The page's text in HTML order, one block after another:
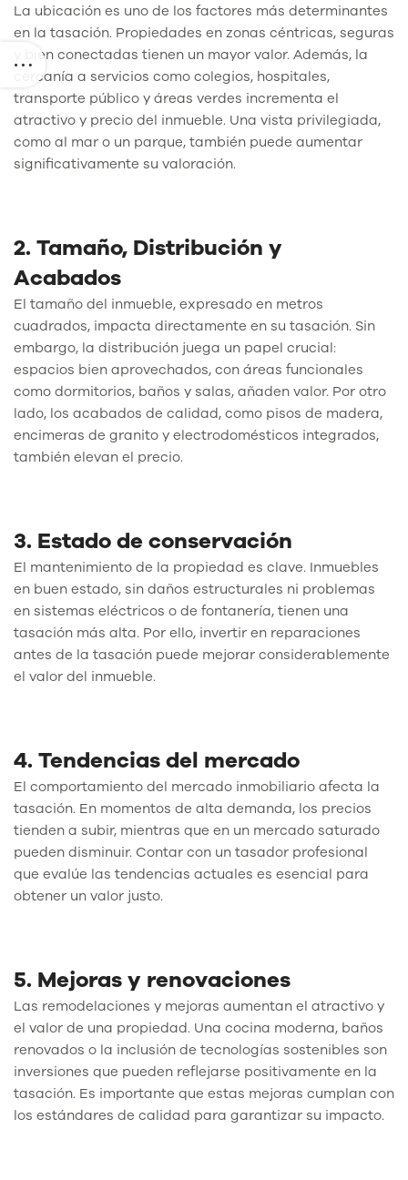
La ubicación es uno de los factores más determinantes
en la tasación. Propiedades en zonas céntricas, seguras
y bien conectadas tienen un mayor valor. Además, la
cercanía a servicios como colegios, hospitales,
transporte público y áreas verdes incrementa el
atractivo y precio del inmueble. Una vista privilegiada,
como al mar o un parque, también puede aumentar
significativamente su valoración.
2. Tamaño, Distribución y
Acabados
El tamaño del inmueble, expresado en metros
cuadrados, impacta directamente en su tasación. Sin
embargo, la distribución juega un papel crucial:
espacios bien aprovechados, con áreas funcionales
como dormitorios, baños y salas, añaden valor. Por otro
lado, los acabados de calidad, como pisos de madera,
encimeras de granito y electrodomésticos integrados,
también elevan el precio.
3. Estado de conservación
El mantenimiento de la propiedad es clave. Inmuebles
en buen estado, sin daños estructurales ni problemas
en sistemas eléctricos o de fontanería, tienen una
tasación más alta. Por ello, invertir en reparaciones
antes de la tasación puede mejorar considerablemente
el valor del inmueble.
4. Tendencias del mercado
El comportamiento del mercado inmobiliario afecta la
tasación. En momentos de alta demanda, los precios
tienden a subir, mientras que en un mercado saturado
pueden disminuir. Contar con un tasador profesional
que evalúe las tendencias actuales es esencial para
obtener un valor justo.
5. Mejoras y renovaciones
Las remodelaciones y mejoras aumentan el atractivo y
el valor de una propiedad. Una cocina moderna, baños
renovados o la inclusión de tecnologías sostenibles son
inversiones que pueden reflejarse positivamente en la
tasación. Es importante que estas mejoras cumplan con
los estándares de calidad para garantizar su impacto.